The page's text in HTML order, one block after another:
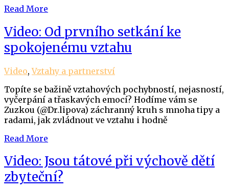
Read More
Video: Od prvního setkání ke
spokojenému vztahu
Video,Vztahy a partnerství
Topíte se bažině vztahových pochybností, nejasností,
vyčerpání a třaskavých emocí? Hodíme vám se
Zuzkou (@Dr.lipova) záchranný kruh s mnoha tipy a
radami, jak zvládnout ve vztahu i hodně
Read More
Video: Jsou tátové při výchově dětí
zbyteční?